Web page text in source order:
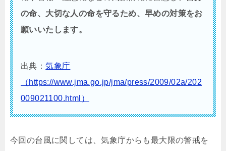
の命、大切な人の命を守るため、早めの対策をお
願いいたします。
出典：気象庁
（https://www.jma.go.jp/jma/press/2009/02a/202
009021100.html）
今回の台風に関しては、気象庁からも最大限の警戒を